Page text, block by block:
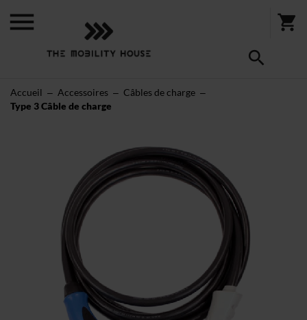
Accueil Accessoires
Câbles de charge
Type 3 Câble de charge